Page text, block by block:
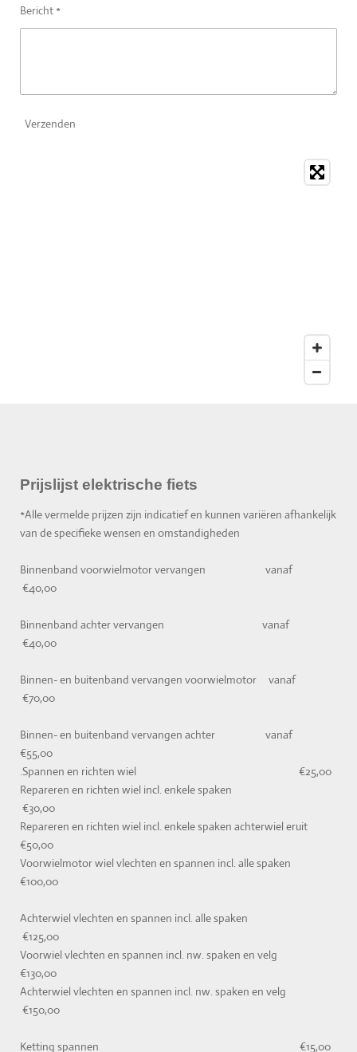
Bericht *
Verzenden
Prijslijst elektrische fiets
*Alle vermelde prijzen zijn indicatief en kunnen variëren afhankelijk
van de specifieke wensen en omstandigheden
Binnenband voorwielmotor vervangen vanaf
€40,00
Binnenband achter vervangen vanaf
€40,00
Binnen- en buitenband vervangen voorwielmotor vanaf
€70,00
Binnen- en buitenband vervangen achter vanaf
€55,00
.Spannen en richten wiel €25,00
Repareren en richten wiel incl. enkele spaken
€30,00
Repareren en richten wiel incl. enkele spaken achterwiel eruit
€50,00
Voorwielmotor wiel vlechten en spannen incl. alle spaken
€100,00
Achterwiel vlechten en spannen incl. alle spaken
€125,00
Voorwiel vlechten en spannen incl. nw. spaken en velg
€130,00
Achterwiel vlechten en spannen incl. nw. spaken en velg
€150,00
Ketting spannen €15,00